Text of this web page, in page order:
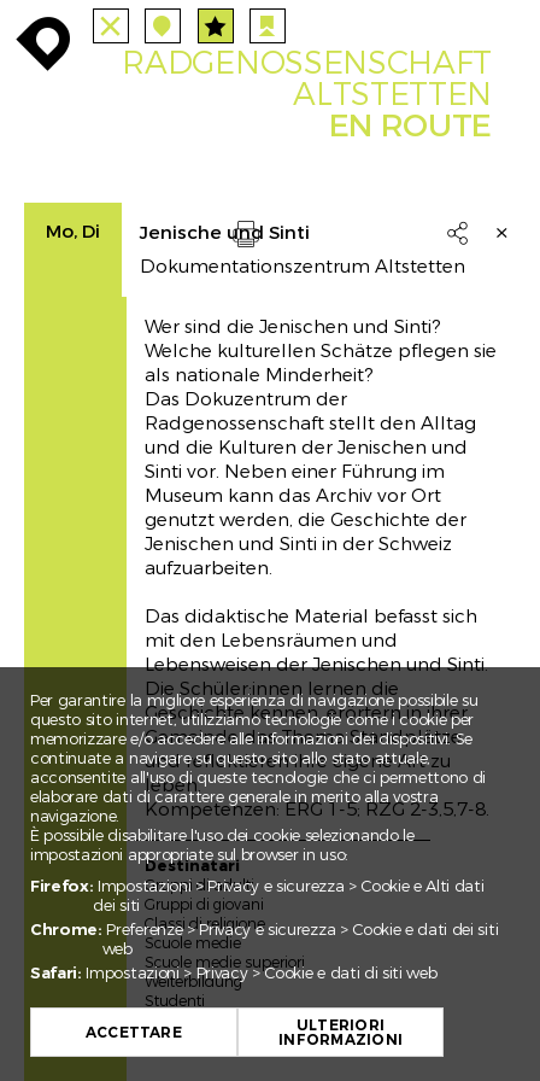
enroute enroute TUTTE station STAZIONI
EVENTS agenda FILTRO enroute INFO
+
close station angebote anreise
RADGENOSSENSCHAFT
ALTSTETTEN
EN ROUTE
Mo, Di Jenische und Sinti
Drucken

Dokumentationszentrum Altstetten
Wer sind die Jenischen und Sinti?
Welche kulturellen Schätze pflegen sie
als nationale Minderheit?
Das Dokuzentrum der
Radgenossenschaft stellt den Alltag
und die Kulturen der Jenischen und
Sinti vor. Neben einer Führung im
Museum kann das Archiv vor Ort
genutzt werden, die Geschichte der
Jenischen und Sinti in der Schweiz
aufzuarbeiten.
Das didaktische Material befasst sich
mit den Lebensräumen und
Lebensweisen der Jenischen und Sinti.
Die Schüler:innen lernen die
Geschichte kennen, erörtern in ihrer
Gemeinde das Thema Standplätze
und reflektieren ihre eigene Art zu
leben.
Kompetenzen: ERG 1-5; RZG 2-3,5,7-8.
Destinatari
Gruppi di adulti
Gruppi di giovani
Classi di religione
Scuole medie
Scuole medie superiori
Weiterbildung
Studenti
Giovani
Per garantire la migliore esperienza di navigazione possibile su
questo sito internet, utilizziamo tecnologie come i cookie per
memorizzare e/o accedere alle informazioni dei dispositivi. Se
continuate a navigare su questo sito allo stato attuale,
acconsentite all'uso di queste tecnologie che ci permettono di
elaborare dati di carattere generale in merito alla vostra
navigazione.
È possibile disabilitare l'uso dei cookie selezionando le
impostazioni appropriate sul browser in uso:
Firefox: Impostazioni > Privacy e sicurezza > Cookie e Alti dati
dei siti
Chrome: Preferenze > Privacy e sicurezza > Cookie e dati dei siti
web
Safari: Impostazioni > Privacy > Cookie e dati di siti web
ACCETTARE ULTERIORI
INFORMAZIONI